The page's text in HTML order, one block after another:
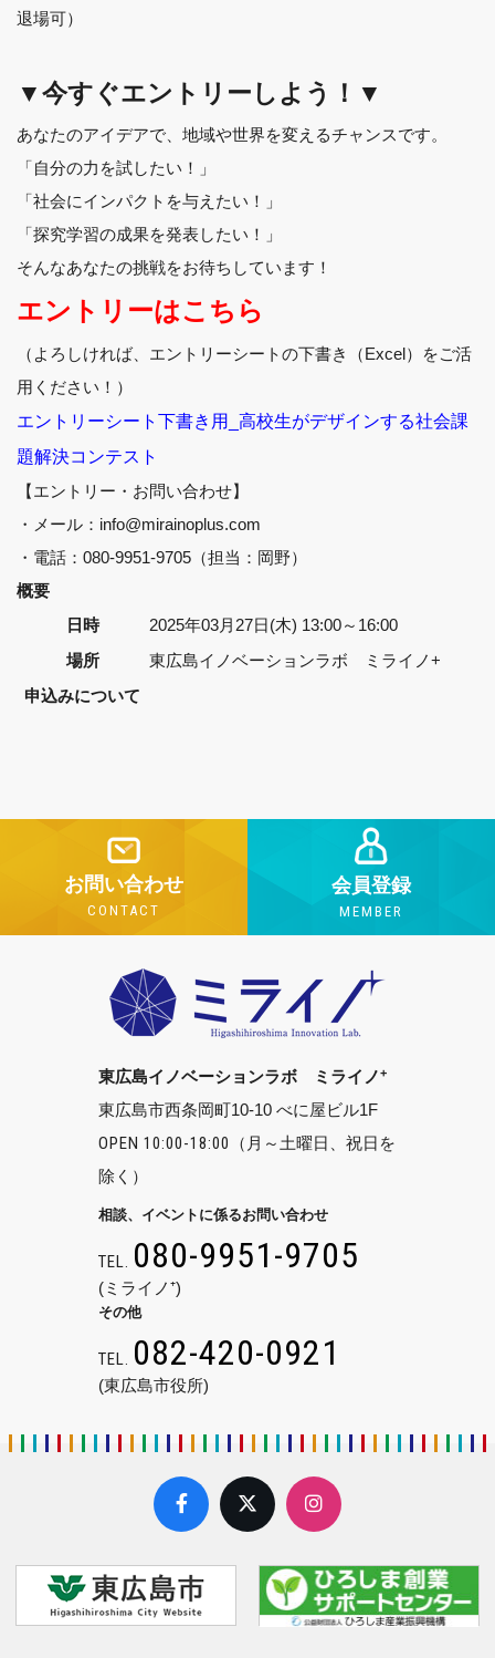
退場可）
▼今すぐエントリーしよう！▼
あなたのアイデアで、地域や世界を変えるチャンスです。
「自分の力を試したい！」
「社会にインパクトを与えたい！」
「探究学習の成果を発表したい！」
そんなあなたの挑戦をお待ちしています！
エントリーはこちら
（よろしければ、エントリーシートの下書き（Excel）をご活
用ください！）
エントリーシート下書き用_高校生がデザインする社会課
題解決コンテスト
【エントリー・お問い合わせ】
・メール：info@mirainoplus.com
・電話：080-9951-9705（担当：岡野）
概要
日時
2025年03月27日(木) 13:00～16:00
場所
東広島イノベーションラボ ミライノ+
申込みについて
お問い合わせ
CONTACT
会員登録
MEMBER
東広島イノベーションラボ ミライノ+
東広島市西条岡町10-10 べに屋ビル1F
OPEN 10:00-18:00
（月～土曜日、祝日を
除く）
相談、イベントに係るお問い合わせ
TEL. 080-9951-9705
(ミライノ⁺)
その他
TEL. 082-420-0921
(東広島市役所)